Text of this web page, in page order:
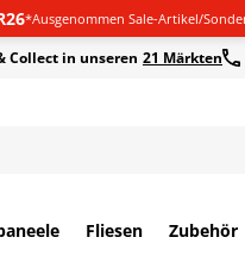
*Ausgenommen Sale-Artikel/
Collect in unseren 21 Märkten
Fliesen Zubehör